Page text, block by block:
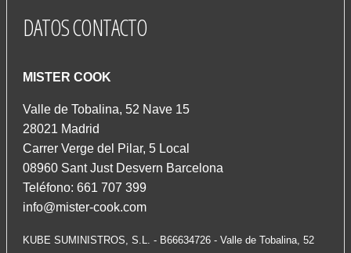
DATOSCONTACTO
MISTER COOK
Valle de Tobalina, 52 Nave 15
28021 Madrid
Carrer Verge del Pilar, 5 Local
08960 Sant Just Desvern Barcelona
Teléfono: 661 707 399
info@mister-cook.com
KUBE SUMINISTROS, S.L. - B66634726 - Valle de Tobalina, 52